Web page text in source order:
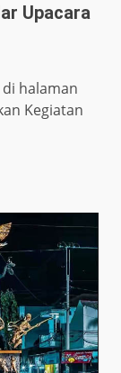
Upacara
halaman
Kegiatan